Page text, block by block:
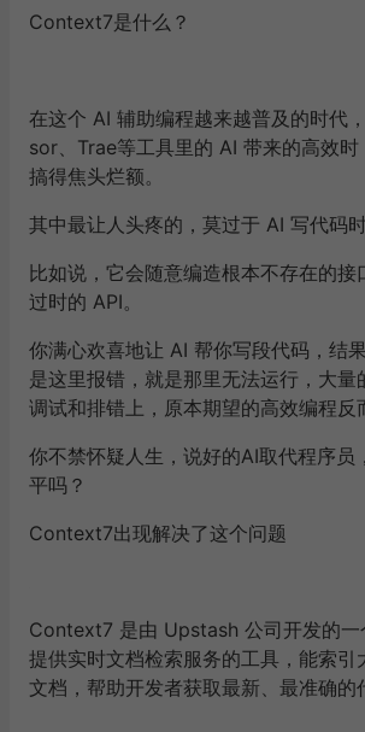
Context7是什么？
在这个 AI 辅助编程越来越普及的时代
sor、Trae等工具里的 AI 带来的高效时
搞得焦头烂额。
其中最让人头疼的，莫过于 AI 写代码
比如说， 它会随意编造根本不存在的接
过时的 API。
你满心欢喜地让 AI 帮你写段代码，结
是这里报错，就是那里无法运行，大量
调试和排错上，原本期望的高效编程反
你不禁怀疑人生，说好的AI取代程序员
平吗？
Context7出现解决了这个问题
Context7 是由 Upstash 公司开发的一
提供实时文档检索服务的工具，能索引
文档，帮助开发者获取最新、最准确的